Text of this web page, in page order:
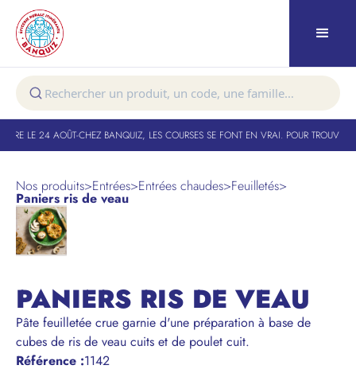
LE 24 AOÛT-CHEZ BANQUIZ, LES COURSES SE FONT EN VRAI. POUR TROUVER
Nos produits>Entrées>Entrées chaudes>Feuilletés>
Paniers ris de veau
PANIERS RIS DE VEAU
Pâte feuilletée crue garnie d'une préparation à base de
cubes de ris de veau cuits et de poulet cuit.
Référence :1142